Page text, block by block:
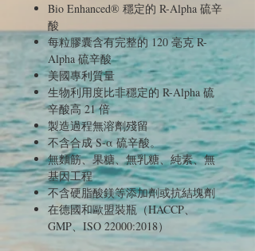
Bio Enhanced® 穩定的 R-Alpha 硫辛
酸
每粒膠囊含有完整的 120 毫克 R-
Alpha 硫辛酸
美國專利質量
生物利用度比非穩定的 R-Alpha 硫
辛酸高 21 倍
製造過程無溶劑殘留
不含合成 S-α 硫辛酸。
無麵筋、果糖、無乳糖、純素、無
基因工程
不含硬脂酸鎂等添加劑或抗結塊劑
在德國和歐盟裝瓶（HACCP、
GMP、ISO 22000:2018）